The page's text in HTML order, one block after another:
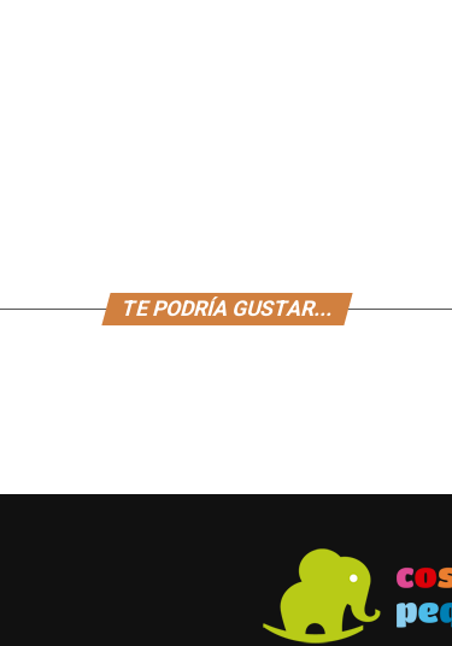
TE PODRÍA GUSTAR...